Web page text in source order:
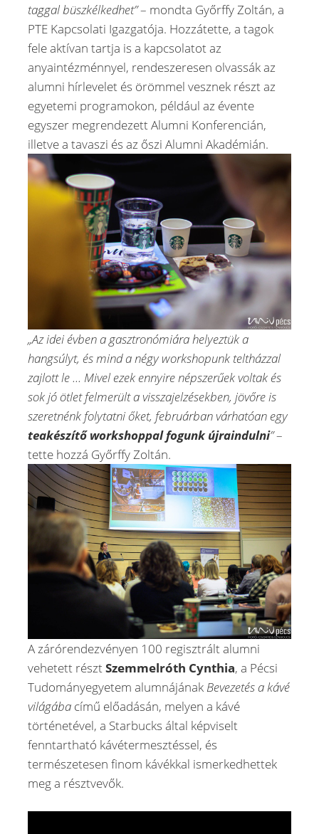
taggal büszkélkedhet”– mondta Győrffy Zoltán, a
PTE Kapcsolati Igazgatója. Hozzátette, a tagok
fele aktívan tartja is a kapcsolatot az
anyaintézménnyel, rendeszeresen olvassák az
alumni hírlevelet és örömmel vesznek részt az
egyetemi programokon, például az évente
egyszer megrendezett Alumni Konferencián,
illetve a tavaszi és az őszi Alumni Akadémián.
„Az idei évben a gasztronómiára helyeztük a
hangsúlyt, és mind a négy workshopunk teltházzal
zajlott le ... Mivel ezek ennyire népszerűek voltak és
sok jó ötlet felmerült a visszajelzésekben, jövőre is
szeretnénk folytatni őket, februárban várhatóan egy
teakészítő workshoppal fogunk újraindulni”–
tette hozzá Győrffy Zoltán.
A zárórendezvényen 100 regisztrált alumni
vehetett résztSzemmelróth Cynthia, a Pécsi
Tudományegyetem alumnájának Bevezetés a kávé
világába című előadásán, melyen a kávé
történetével, a Starbucks által képviselt
fenntartható kávétermesztéssel, és
természetesen finom kávékkal ismerkedhettek
meg a résztvevők.